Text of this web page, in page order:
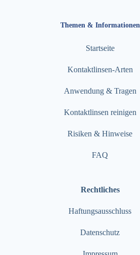
Themen & Informationen
Startseite
Kontaktlinsen-Arten
Anwendung & Tragen
Kontaktlinsen reinigen
Risiken & Hinweise
FAQ
Rechtliches
Haftungsausschluss
Datenschutz